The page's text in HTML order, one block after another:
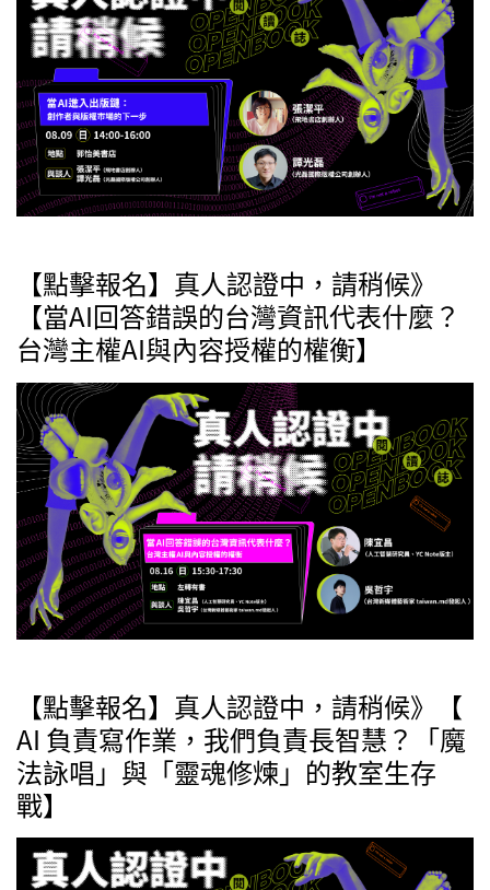
【點擊報名】真人認證中，請稍候》
【當AI回答錯誤的台灣資訊代表什麼？
台灣主權AI與內容授權的權衡】
【點擊報名】真人認證中，請稍候》【
AI 負責寫作業，我們負責長智慧？「魔
法詠唱」與「靈魂修煉」的教室生存
戰】